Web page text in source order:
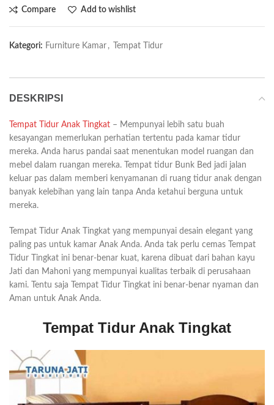
Compare Add to wishlist
Kategori: Furniture Kamar , Tempat Tidur
DESKRIPSI
Tempat Tidur Anak Tingkat – Mempunyai lebih satu buah
kesayangan memerlukan perhatian tertentu pada kamar tidur
mereka. Anda harus pandai saat menentukan model ruangan dan
mebel dalam ruangan mereka. Tempat tidur Bunk Bed jadi jalan
keluar pas dalam memberi kenyamanan di ruang tidur anak dengan
banyak kelebihan yang lain tanpa Anda ketahui berguna untuk
mereka.
Tempat Tidur Anak Tingkat yang mempunyai desain elegant yang
paling pas untuk kamar Anak Anda. Anda tak perlu cemas Tempat
Tidur Tingkat ini benar-benar kuat, karena dibuat dari bahan kayu
Jati dan Mahoni yang mempunyai kualitas terbaik di perusahaan
kami. Tentu saja Tempat Tidur Tingkat ini benar-benar nyaman dan
Aman untuk Anak Anda.
Tempat Tidur Anak Tingkat